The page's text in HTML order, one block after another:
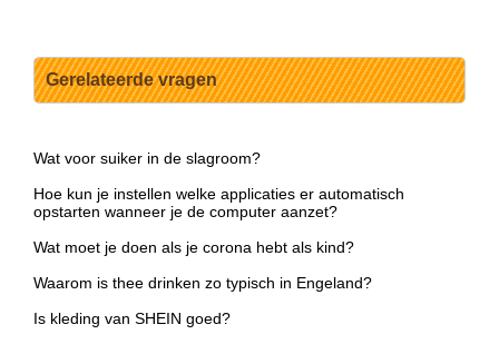
Gerelateerde vragen
Wat voor suiker in de slagroom?
Hoe kun je instellen welke applicaties er automatisch
opstarten wanneer je de computer aanzet?
Wat moet je doen als je corona hebt als kind?
Waarom is thee drinken zo typisch in Engeland?
Is kleding van SHEIN goed?